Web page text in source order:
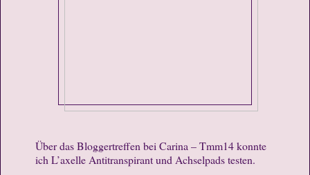
Über das Bloggertreffen bei Carina – Tmm14 konnte
ich L’axelle Antitranspirant und Achselpads testen.